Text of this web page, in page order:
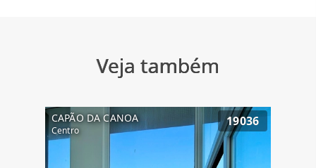
Veja também
CAPÃO DA CANOA
Centro
19036